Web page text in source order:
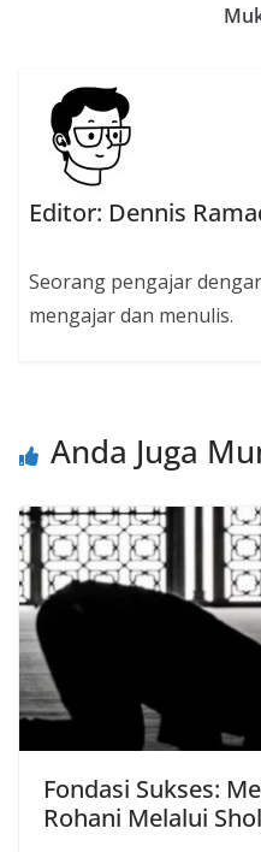
Editor: Dennis
Seorang pengajar
mengajar dan menulis.
Anda Juga
Fondasi Sukses:
Rohani Melalui